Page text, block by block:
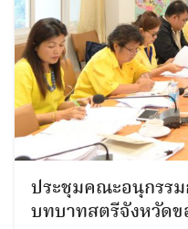
ประชุมคณะอนุกรร
บทบาทสตรีจังหวัด